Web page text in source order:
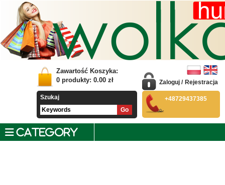
Zawartość Koszyka:
0 produkty: 0.00 zł
Szukaj
Zaloguj / Rejestracja
+48729437385
CATEGORY